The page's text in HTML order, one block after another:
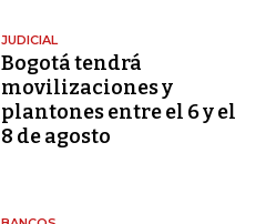
JUDICIAL
Bogotá tendrá
movilizaciones y
plantones entre el 6 y el
8 de agosto